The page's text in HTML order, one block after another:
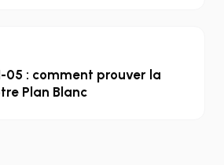
05 : comment prouver la
Plan Blanc